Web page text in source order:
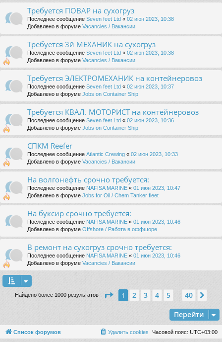
Требуется ПОВАР на сухогруз
Последнее сообщение Seven feet Ltd « 02 июн 2023, 10:38
Добавлено в форуме Vacancies / Вакансии
Требуется 3й МЕХАНИК на сухогруз
Последнее сообщение Seven feet Ltd « 02 июн 2023, 10:38
Добавлено в форуме Vacancies / Вакансии
Требуется ЭЛЕКТРОМЕХАНИК на контейнеровоз
Последнее сообщение Seven feet Ltd « 02 июн 2023, 10:37
Добавлено в форуме Jobs on Container Ship
Требуется КВАЛ. МОТОРИСТ на контейнеровоз
Последнее сообщение Seven feet Ltd « 02 июн 2023, 10:36
Добавлено в форуме Jobs on Container Ship
СПКМ Reefer
Последнее сообщение Atlantic Crewing « 02 июн 2023, 10:33
Добавлено в форуме Vacancies / Вакансии
На волгонефть срочно требуется:
Последнее сообщение NAFISA MARINE « 01 июн 2023, 10:47
Добавлено в форуме Jobs for Oil / Chem Tanker fleet
На буксир срочно требуется:
Последнее сообщение NAFISA MARINE « 01 июн 2023, 10:46
Добавлено в форуме Offshore / Работа в оффшоре
В ремонт на сухогруз срочно требуется:
Последнее сообщение NAFISA MARINE « 01 июн 2023, 10:46
Добавлено в форуме Vacancies / Вакансии
Найдено более 1000 результатов Страница из 40
1 2 3 4 5 40
Перейти
Список форумов Часовой пояс: UTC+03:00
Удалить cookies